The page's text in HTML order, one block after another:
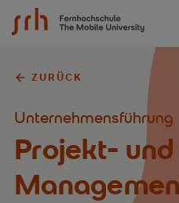
SRH Fernhochschule - The
ZURÜCK
Unternehmensführung
Projekt-